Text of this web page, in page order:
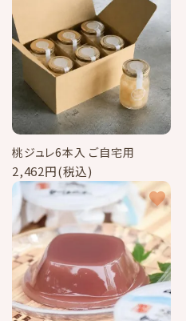
特定商取引法に基づく表記
桃ジュレ6本入 ご自宅用
2,462円(税込)
favorite